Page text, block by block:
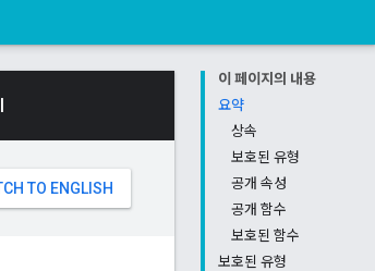
이 페이지의 내용
요약
상속
보호된 유형
공개 속성
공개 함수
보호된 함수
보호된 유형